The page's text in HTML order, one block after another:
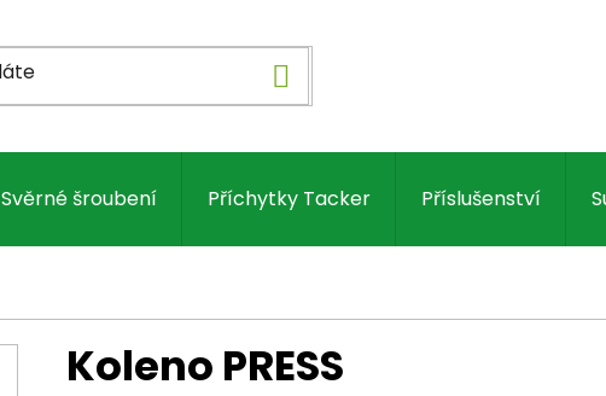
Svěrné šroubení Příchytky Tacker Příslušenství
Koleno PRESS